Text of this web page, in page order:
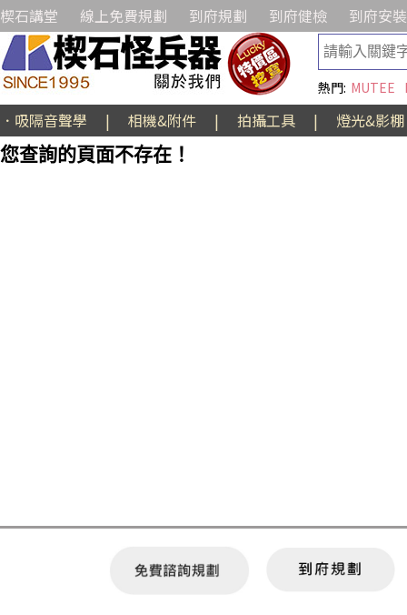
楔石講堂 線上免費規劃 到府規劃 到府健檢 到府安裝
熱門: MUTEE
．吸隔音聲學 | 相機&附件 | 拍攝工具 |
燈光&影棚
您查詢的頁面不存在！